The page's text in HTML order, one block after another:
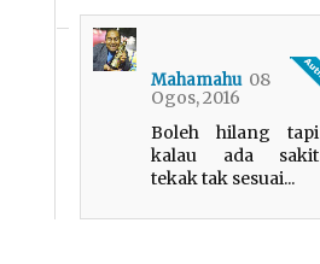
Mahamahu 08
Ogos, 2016
Boleh hilang tapi
kalau ada sakit
tekak tak sesuai...